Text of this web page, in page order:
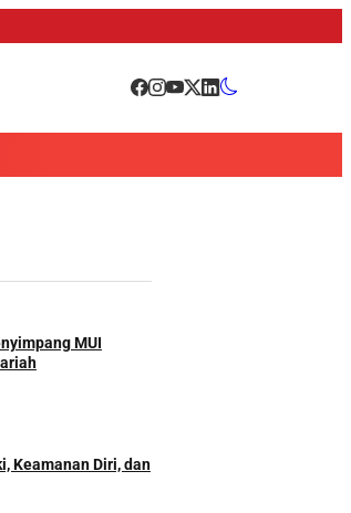
MUI
Keamanan Diri, dan